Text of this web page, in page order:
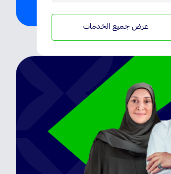
عرض جميع الخدمات
تطبيق
التأمينات
الاجتماعية